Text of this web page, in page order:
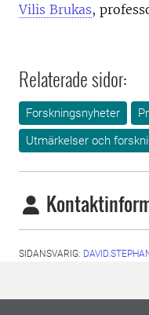
Vilis Brukas,
Relaterade sidor:
Forskningsnyheter
Utmärkelser och
SIDANSVARIG: